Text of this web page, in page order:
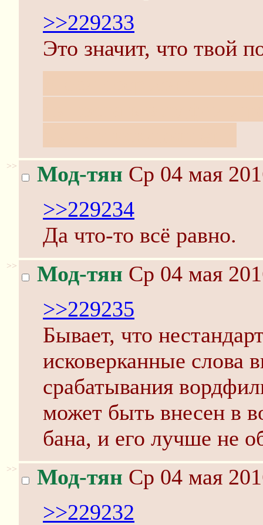
>>229233
Это значит, что твой
>> Мод-тян Ср 04 мая
>>229234
Да что-то всё равно.
>> Мод-тян Ср 04 мая
>>229235
Бывает, что
исковерканные слова
срабатывания
может быть внесен в
бана, и его лучше не
>> Мод-тян Ср 04 мая
>>229232